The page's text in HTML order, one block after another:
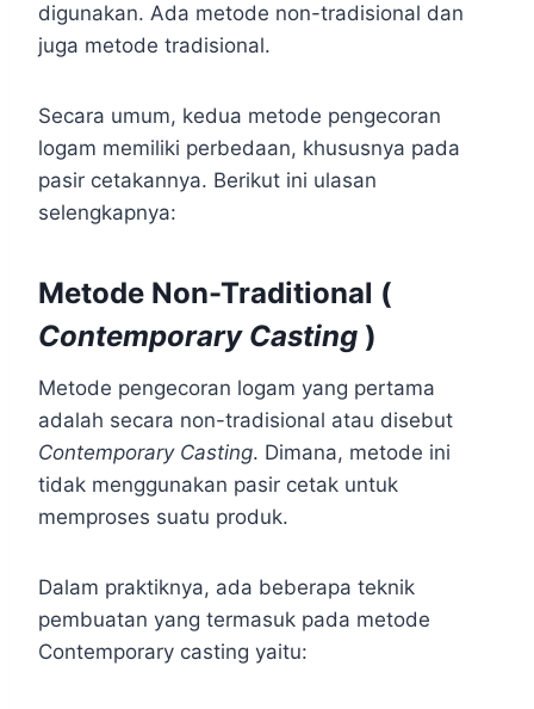
digunakan. Ada metode non-tradisional dan
juga metode tradisional.
Secara umum, kedua metode pengecoran
logam memiliki perbedaan, khususnya pada
pasir cetakannya. Berikut ini ulasan
selengkapnya:
Metode Non-Traditional (
Contemporary Casting )
Metode pengecoran logam yang pertama
adalah secara non-tradisional atau disebut
Contemporary Casting. Dimana, metode ini
tidak menggunakan pasir cetak untuk
memproses suatu produk.
Dalam praktiknya, ada beberapa teknik
pembuatan yang termasuk pada metode
Contemporary casting yaitu: